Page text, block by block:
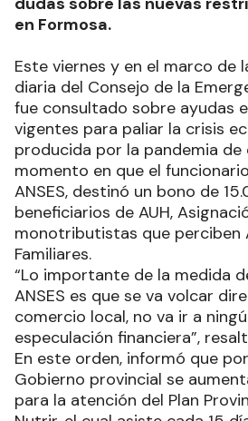
en Formosa.
Este viernes y en el marco de
diaria del Consejo de la
fue consultado sobre ayudas
vigentes para paliar la crisis
producida por la pandemia de
momento en que el
ANSES, destinó un bono de
beneficiarios de AUH,
monotributistas que perciben
Familiares.
“Lo importante de la medida
ANSES es que se va volcar
comercio local, no va ir a
especulación financiera”,
En este orden, informó que
Gobierno provincial se
para la atención del Plan